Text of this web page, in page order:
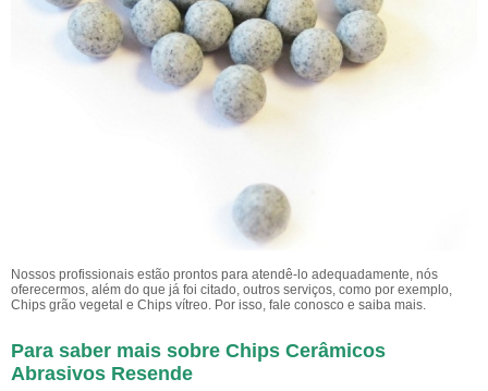
Nossos profissionais estão prontos para atendê-lo adequadamente, nós
oferecermos, além do que já foi citado, outros serviços, como por exemplo,
Chips grão vegetal e Chips vítreo. Por isso, fale conosco e saiba mais.
Para saber mais sobre Chips Cerâmicos
Abrasivos Resende